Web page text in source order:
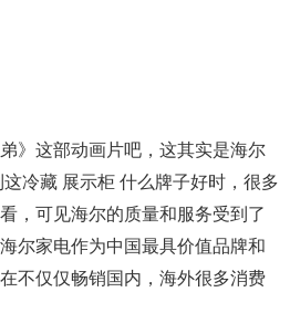
这部动画片吧，这其实是海尔
冷藏 展示柜 什么牌子好时，很多
，可见海尔的质量和服务受到了
尔家电作为中国最具价值品牌和
不仅仅畅销国内，海外很多消费